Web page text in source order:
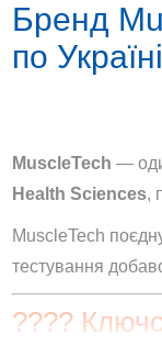
Бренд
по Україні
MuscleTech —
Health Sciences,
MuscleTech
тестування
????